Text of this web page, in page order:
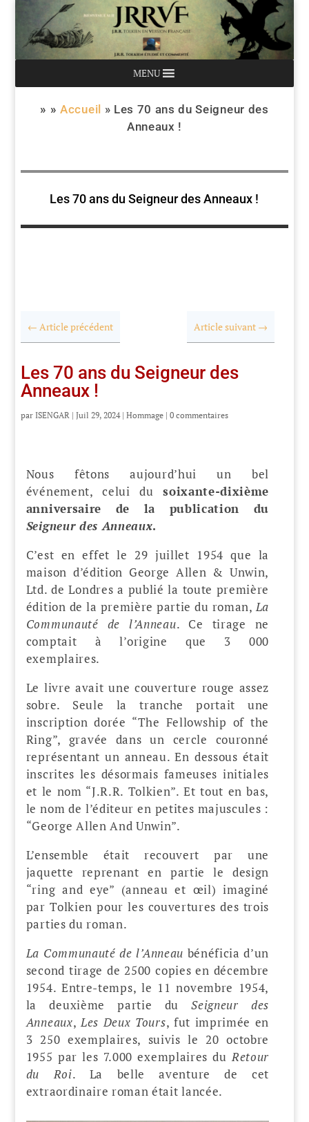
MENU
» » Accueil » Les 70 ans du Seigneur des
Anneaux !
Les 70 ans du Seigneur des Anneaux !
← Article précédent Article suivant→
Les 70 ans du Seigneur des
Anneaux !
parISENGAR |Juil 29, 2024|Hommage |0 commentaires
Nous fêtons aujourd’hui un bel
événement, celui dusoixante-dixième
anniversaire de la publication du
Seigneur des Anneaux.
C’est en effet le 29 juillet 1954 que la
maison d’édition George Allen & Unwin,
Ltd. de Londres a publié la toute première
édition de la première partie du roman,La
Communauté de l’Anneau. Ce tirage ne
comptait à l’origine que 3 000
exemplaires.
Le livre avait une couverture rouge assez
sobre. Seule la tranche portait une
inscription dorée “The Fellowship of the
Ring”, gravée dans un cercle couronné
représentant un anneau. En dessous était
inscrites les désormais fameuses initiales
et le nom “J.R.R. Tolkien”. Et tout en bas,
le nom de l’éditeur en petites majuscules :
“George Allen And Unwin”.
L’ensemble était recouvert par une
jaquette reprenant en partie le design
“ring and eye” (anneau et œil) imaginé
par Tolkien pour les couvertures des trois
parties du roman.
La Communauté de l’Anneau bénéficia d’un
second tirage de 2500 copies en décembre
1954. Entre-temps, le 11 novembre 1954,
la deuxième partie duSeigneur des
Anneaux,Les Deux Tours, fut imprimée en
3 250 exemplaires, suivis le 20 octobre
1955 par les 7.000 exemplaires duRetour
du Roi. La belle aventure de cet
extraordinaire roman était lancée.